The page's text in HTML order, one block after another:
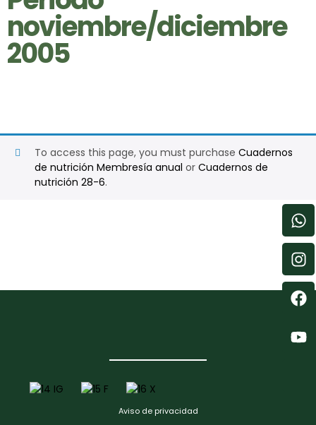
noviembre/diciembre
2005
To access this page, you must purchase Cuadernos
de nutrición Membresía anual or Cuadernos de
nutrición 28-6.
Aviso de privacidad